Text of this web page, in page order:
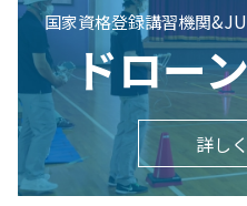
国家資格登録講習機関
ドロー
詳し